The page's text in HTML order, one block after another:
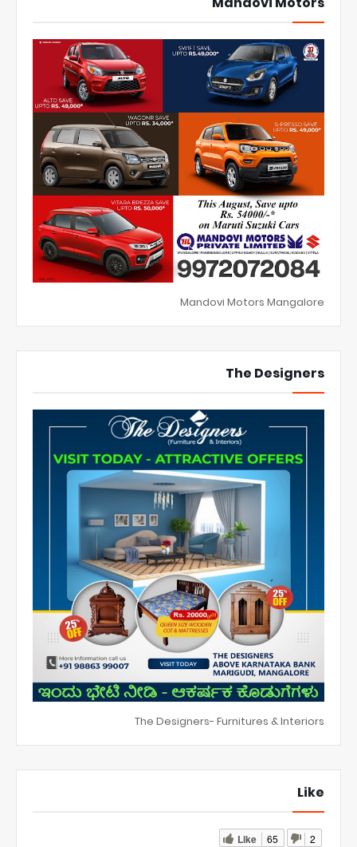
Mandovi Motors Mangalore
The Designers
The Designers- Furnitures & Interiors
Like
Like 65 2